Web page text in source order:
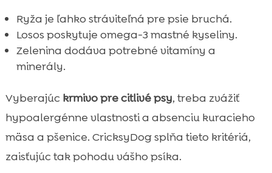
Ryža je ľahko stráviteľná pre psie bruchá.
Losos poskytuje omega-3 mastné kyseliny.
Zelenina dodáva potrebné vitamíny a
minerály.
Vyberajúc krmivo pre citlivé psy, treba zvážiť
hypoalergénne vlastnosti a absenciu kuracieho
mäsa a pšenice. CricksyDog splňa tieto kritériá,
zaisťujúc tak pohodu vášho psíka.